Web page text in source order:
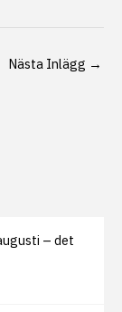
Nästa Inlägg →
– det